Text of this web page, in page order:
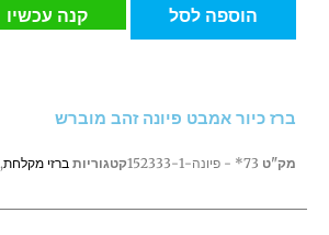
מוברש
הוספה לסל קנה עכשיו
ברז כיור אמבט פיונה זהב מוברש
מק"ט 73* - פיונה-152333-1 קטגוריות ברזי מקלחת,